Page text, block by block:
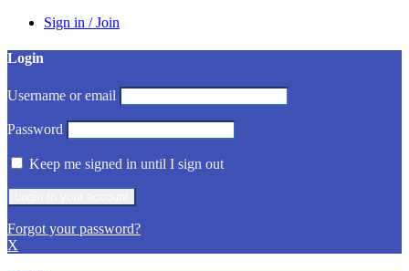
Sign in / Join
Login
Username or email
Password
Keep me signed in until I sign out
Forgot your password?
X